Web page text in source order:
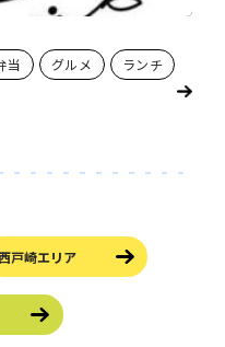
当 グルメ ランチ
戸崎エリア